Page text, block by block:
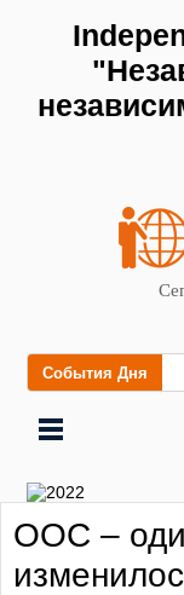
События Дня
ООС –